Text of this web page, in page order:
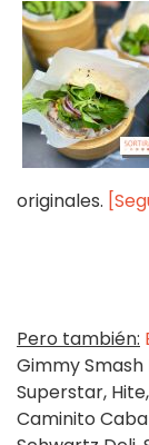
originales.
Pero también:
Gimmy
Superstar,
Caminito